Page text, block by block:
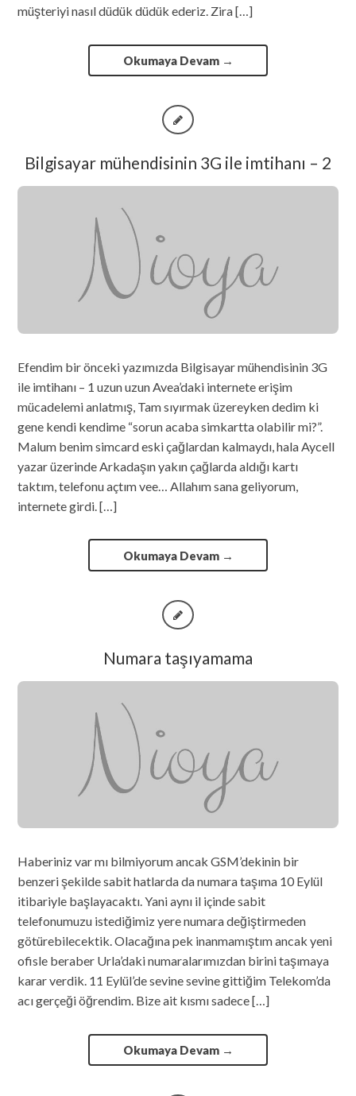
müşteriyi nasıl düdük düdük ederiz. Zira […]
Okumaya Devam →
Bilgisayar mühendisinin 3G ile imtihanı – 2
Efendim bir önceki yazımızda Bilgisayar mühendisinin 3G
ile imtihanı – 1 uzun uzun Avea’daki internete erişim
mücadelemi anlatmış, Tam sıyırmak üzereyken dedim ki
gene kendi kendime “sorun acaba simkartta olabilir mi?”.
Malum benim simcard eski çağlardan kalmaydı, hala Aycell
yazar üzerinde Arkadaşın yakın çağlarda aldığı kartı
taktım, telefonu açtım vee… Allahım sana geliyorum,
internete girdi. […]
Okumaya Devam →
Numara taşıyamama
Haberiniz var mı bilmiyorum ancak GSM’dekinin bir
benzeri şekilde sabit hatlarda da numara taşıma 10 Eylül
itibariyle başlayacaktı. Yani aynı il içinde sabit
telefonumuzu istediğimiz yere numara değiştirmeden
götürebilecektik. Olacağına pek inanmamıştım ancak yeni
ofisle beraber Urla’daki numaralarımızdan birini taşımaya
karar verdik. 11 Eylül’de sevine sevine gittiğim Telekom’da
acı gerçeği öğrendim. Bize ait kısmı sadece […]
Okumaya Devam →